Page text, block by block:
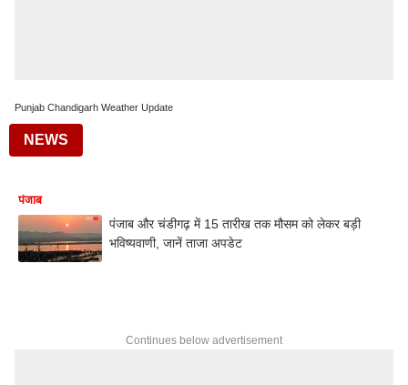
Punjab Chandigarh Weather Update
NEWS
पंजाब
पंजाब और चंडीगढ़ में 15 तारीख तक मौसम को लेकर बड़ी
भविष्यवाणी, जानें ताजा अपडेट
Continues below advertisement